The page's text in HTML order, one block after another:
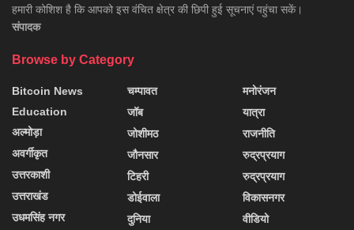
हमारी कोशिश है कि आपको इस वंचित क्षेत्र की छिपी हुई सूचनाएं पहुंचा सकें।
संपादक
Browse by Category
Bitcoin News
Education
अल्मोड़ा
अवर्गीकृत
उत्तरकाशी
उत्तराखंड
उधमसिंह नगर
चम्पावत
जॉब
जोशीमठ
जौनसार
टिहरी
डोईवाला
दुनिया
मनोरंजन
यात्रा
राजनीति
रुद्रप्रयाग
रुद्रप्रयाग
विकासनगर
वीडियो